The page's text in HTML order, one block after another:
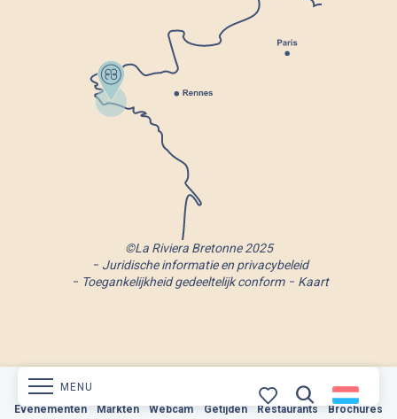
Evenementen Markten
Markten Webcam
Webcam Getijden
Getijden Restaurants
Restaurants Brochures
Brochures
MENU
©La Riviera Bretonne 2025
Juridische informatie en privacybeleid
Toegankelijkheid gedeeltelijk conform
Kaart